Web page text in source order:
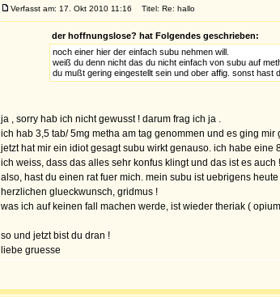
Verfasst am: 17. Okt 2010 11:16 Titel: Re: hallo
der hoffnungslose? hat Folgendes geschrieben:
noch einer hier der einfach subu nehmen will.
weiß du denn nicht das du nicht einfach von subu auf
du mußt gering eingestellt sein und ober affig. sonst hast
ja , sorry hab ich nicht gewusst ! darum frag ich ja .
ich hab 3,5 tab/ 5mg metha am tag genommen und es ging mir
jetzt hat mir ein idiot gesagt subu wirkt genauso. ich habe
ich weiss, dass das alles sehr konfus klingt und das ist es auch !
also, hast du einen rat fuer mich. mein subu ist uebrigens
herzlichen glueckwunsch, gridmus !
was ich auf keinen fall machen werde, ist wieder theriak (
so und jetzt bist du dran !
liebe gruesse